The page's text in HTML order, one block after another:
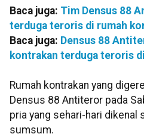
Baca juga: Tim Densus 88
terduga teroris di rumah
Baca juga: Densus 88
kontrakan terduga teroris
Rumah kontrakan yang
Densus 88 Antiteror pada
pria yang sehari-hari dikenal
sumsum.